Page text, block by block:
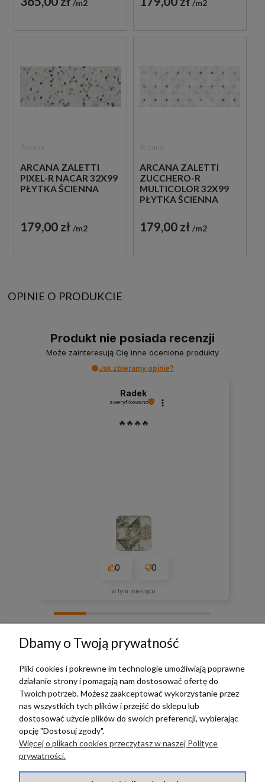
m2 m2
ARCANA ZALETTI
PIXEL-R NACAR 32X99
PŁYTKA ŚCIENNA
179,00 zł m2
ARCANA ZALETTI
ZUCCHERO-R
MULTICOLOR 32X99
PŁYTKA ŚCIENNA
179,00 zł m2
OPINIE O PRODUKCIE
Produkt nie posiada recenzji
Może zainteresują Cię inne ocenione produkty
Jak zbieramy opinie?
Radek
zweryfikowano
🔥🔥🔥🔥
0 0
w tym miesiącu
TERRADECO
BAZA WIEDZY
PŁATNOŚCI I DOSTAWA
Dbamy o Twoją prywatność
Pliki cookies i pokrewne im technologie umożliwiają poprawne
działanie strony i pomagają nam dostosować ofertę do
Twoich potrzeb. Możesz zaakceptować wykorzystanie przez
nas wszystkich tych plików i przejść do sklepu lub
dostosować użycie plików do swoich preferencji, wybierając
opcję "Dostosuj zgody".
Więcej o plikach cookies przeczytasz w naszej Polityce
prywatności.